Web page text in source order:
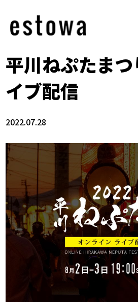
平川ねぷたま
イブ配信
2022.07.28